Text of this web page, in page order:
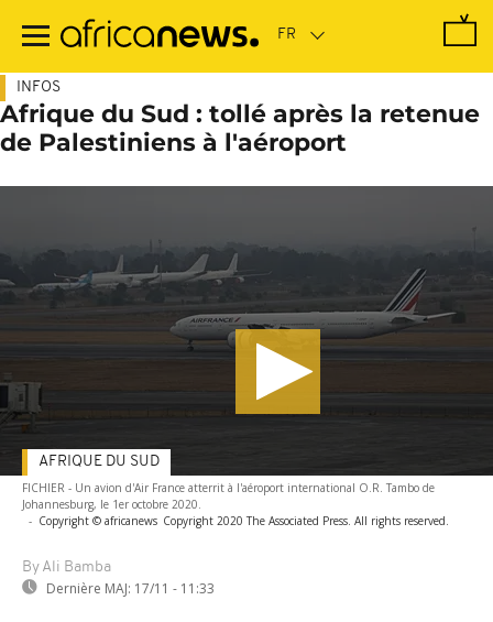
contenu
INFOS
Afrique du Sud : tollé après la retenue
de Palestiniens à l'aéroport
FICHIER - Un avion d'Air France atterrit à l'aéroport international O.R. Tambo de
Johannesburg, le 1er octobre 2020.
- Copyright © africanews Copyright 2020 The Associated Press. All rights reserved.
By Ali Bamba
Dernière MAJ: 17/11 - 11:33
AFRIQUE DU SUD